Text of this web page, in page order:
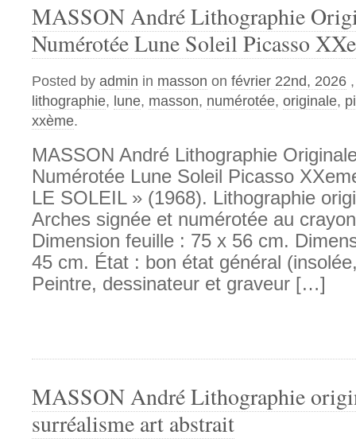
MASSON André Lithographie
Numérotée Lune Soleil Picasso
Posted by admin in masson on février 22nd, 2026
lithographie, lune, masson, numérotée, originale,
xxème.
MASSON André Lithographie
Numérotée Lune Soleil Picasso
LE SOLEIL » (1968). Lithographie
Arches signée et numérotée au
Dimension feuille : 75 x 56 cm.
45 cm. État : bon état général
Peintre, dessinateur et graveur […]
MASSON André Lithographie
surréalisme art abstrait